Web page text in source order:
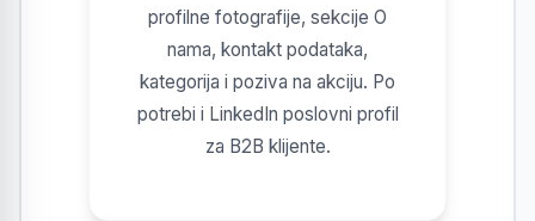
profilne fotografije, sekcije O
nama, kontakt podataka,
kategorija i poziva na akciju. Po
potrebi i LinkedIn poslovni profil
za B2B klijente.